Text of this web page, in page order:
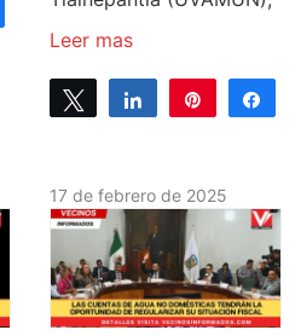
Leer mas
Tweet Share Pin
17 de febrero de 2025